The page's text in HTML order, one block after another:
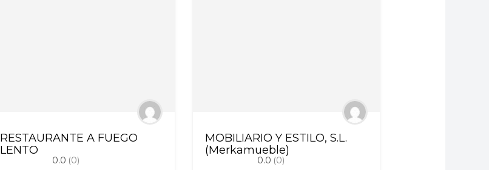
RESTAURANTE A FUEGO
LENTO
0.0 (0)
MOBILIARIO Y ESTILO, S.L.
(Merkamueble)
0.0 (0)